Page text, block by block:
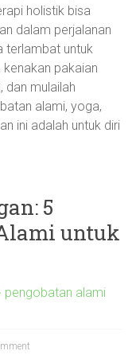
holistik bisa
dalam perjalanan
terlambat untuk
pakaian
dan mulailah
alami, yoga,
ini adalah untuk diri
5
untuk
pengobatan alami